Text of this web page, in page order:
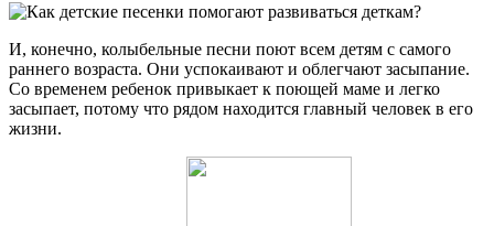
И, конечно, колыбельные песни поют всем детям с самого
раннего возраста. Они успокаивают и облегчают засыпание.
Со временем ребенок привыкает к поющей маме и легко
засыпает, потому что рядом находится главный человек в его
жизни.